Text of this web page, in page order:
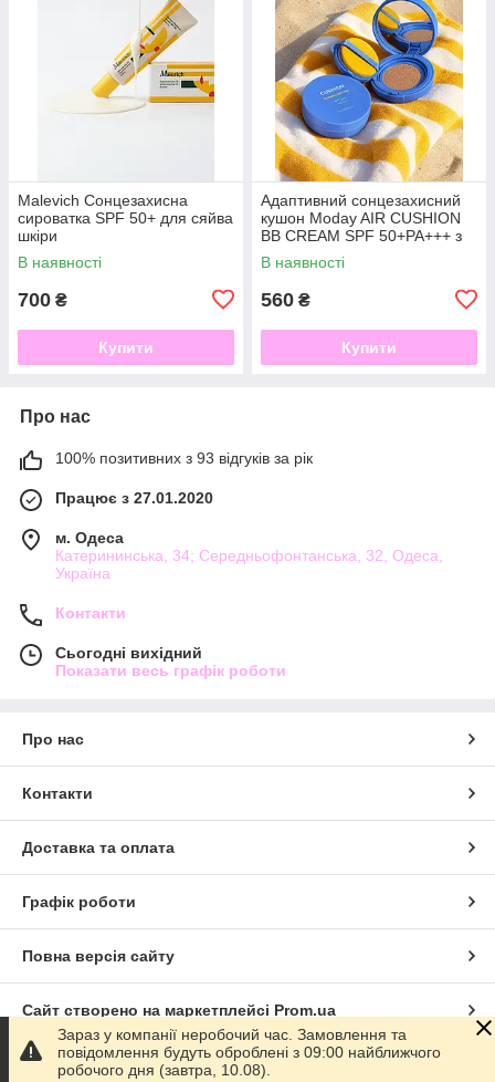
Malevich Сонцезахисна
сироватка SPF 50+ для сяйва
шкіри
В наявності
700 ₴
Купити
Адаптивний сонцезахисний
кушон Moday AIR CUSHION
BB CREAM SPF 50+PA+++ з
ніацинамідом та пантенолом
15 грам
В наявності
560 ₴
Купити
Про нас
100% позитивних з 93 відгуків за рік
Працює з 27.01.2020
м. Одеса
Катерининська, 34; Середньофонтанська, 32, Одеса,
Україна
Контакти
Сьогодні вихідний
Показати весь графік роботи
Про нас
Контакти
Доставка та оплата
Графік роботи
Повна версія сайту
Сайт створено на маркетплейсі Prom.ua
Політика конфіденційності
Зараз у компанії неробочий час. Замовлення та
повідомлення будуть оброблені з 09:00 найближчого
робочого дня (завтра, 10.08).